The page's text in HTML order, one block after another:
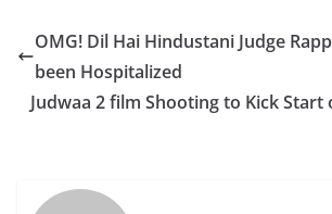
OMG! Dil Hai Hindustani Judge
been Hospitalized
Judwaa 2 film Shooting to Kick